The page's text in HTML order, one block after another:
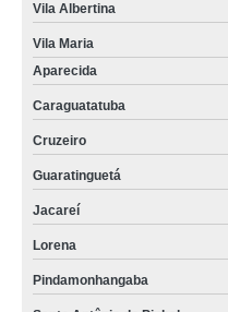
Vila Albertina
Vila Maria
Aparecida
Caraguatatuba
Cruzeiro
Guaratinguetá
Jacareí
Lorena
Pindamonhangaba